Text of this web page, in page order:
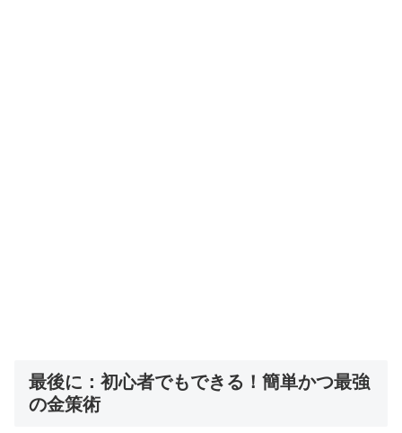
最後に：初心者でもできる！簡単かつ最強
の金策術